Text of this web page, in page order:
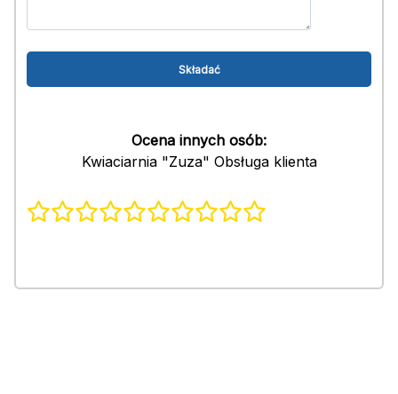
Ocena innych osób:
Kwiaciarnia "Zuza" Obsługa klienta